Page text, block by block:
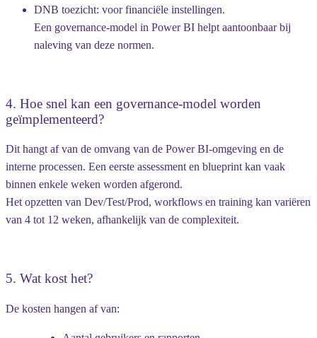
DNB toezicht: voor financiële instellingen.
Een governance-model in Power BI helpt aantoonbaar bij
naleving van deze normen.
4. Hoe snel kan een governance-model worden
geïmplementeerd?
Dit hangt af van de omvang van de Power BI-omgeving en de
interne processen. Een eerste assessment en blueprintkan vaak
binnen enkele weken worden afgerond.
Het opzetten van Dev/Test/Prod, workflows en training kan variëren
van 4 tot 12 weken, afhankelijk van de complexiteit.
5. Wat kost het?
De kosten hangen af van: